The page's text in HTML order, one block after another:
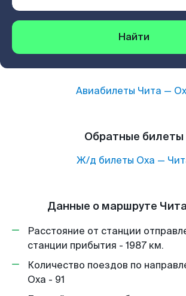
Найти
Авиабилеты Чита —
Обратные билеты
Ж/д билеты Оха —
Данные о маршруте
Расстояние от станции
станции прибытия - 1987 км.
Количество поездов по
Оха - 91